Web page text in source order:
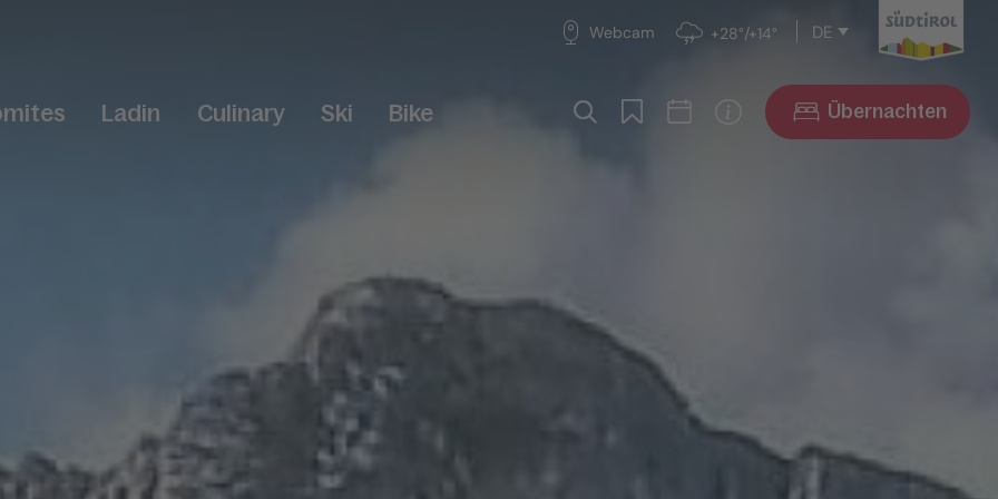
Webcam +28°/+14° DE
Ladin Culinary Ski Bike Übernachten